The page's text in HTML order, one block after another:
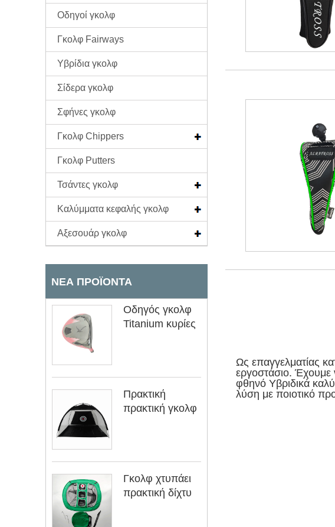
Οδηγοί γκολφ
Γκολφ Fairways
Υβρίδια γκολφ
Σίδερα γκολφ
Σφήνες γκολφ
Γκολφ Chippers
Γκολφ Putters
Τσάντες γκολφ
Καλύμματα κεφαλής γκολφ
Αξεσουάρ γκολφ
ΝΈΑ ΠΡΟΪΌΝΤΑ
Οδηγός γκολφ
Titanium κυρίες
Πρακτική
πρακτική γκολφ
Γκολφ χτυπάει
πρακτική δίχτυ
Ως επαγγελματίας
εργοστάσιο. Έχουμε
φθηνό Υβριδικά
λύση με ποιοτικό